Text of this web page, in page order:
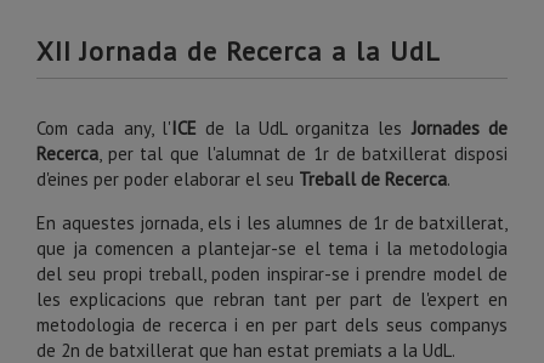
XII Jornada de Recerca a la UdL
Com cada any, l'ICE de la UdL organitza lesJornades de
Recerca, per tal que l'alumnat de 1r de batxillerat disposi
d'eines per poder elaborar el seu Treball de Recerca.
En aquestes jornada, els i les alumnes de 1r de batxillerat,
que ja comencen a plantejar-se el tema i la metodologia
del seu propi treball, poden inspirar-se i prendre model de
les explicacions que rebran tant per part de l'expert en
metodologia de recerca i en per part dels seus companys
de 2n de batxillerat que han estat premiats a la UdL.